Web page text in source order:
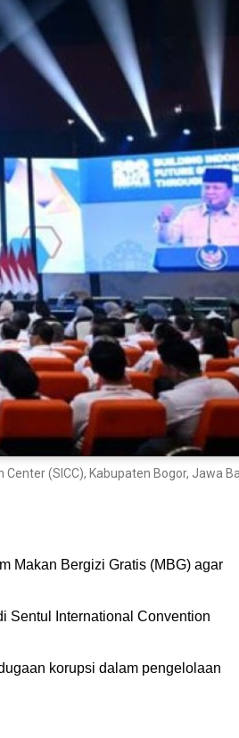
(SICC), Kabupaten Bogor, Jawa
Makan Bergizi Gratis (MBG) agar
Sentul International Convention
korupsi dalam pengelolaan